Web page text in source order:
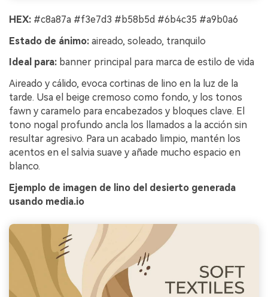
HEX: #c8a87a #f3e7d3 #b58b5d #6b4c35 #a9b0a6
Estado de ánimo: aireado, soleado, tranquilo
Ideal para: banner principal para marca de estilo de vida
Aireado y cálido, evoca cortinas de lino en la luz de la
tarde. Usa el beige cremoso como fondo, y los tonos
fawn y caramelo para encabezados y bloques clave. El
tono nogal profundo ancla los llamados a la acción sin
resultar agresivo. Para un acabado limpio, mantén los
acentos en el salvia suave y añade mucho espacio en
blanco.
Ejemplo de imagen de lino del desierto generada
usando media.io